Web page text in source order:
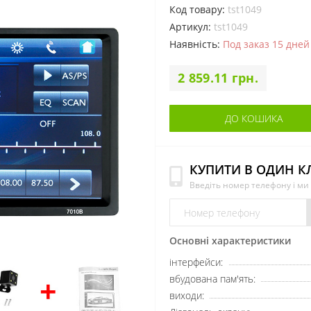
Код товару: tst1049
Артикул: tst1049
Наявність: Под заказ 15 дней
2 859.11 грн.
ДО КОШИКА
КУПИТИ В ОДИН
Введіть номер телефону і
Основні характеристики
інтерфейси:
вбудована пам'ять:
виходи: